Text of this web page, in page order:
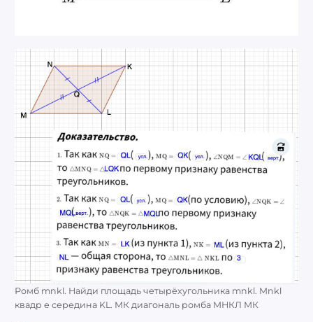
Ромб mnkl. Найди площадь четырёхугольника mnkl. Mnkl
квадр e середина KL. МК диагональ ромба МНКЛ МК